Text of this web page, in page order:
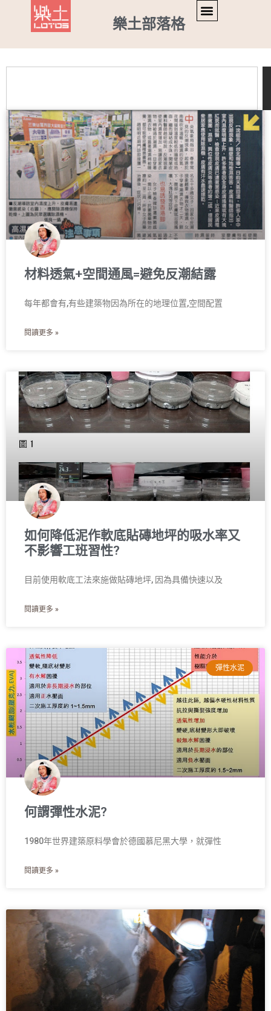
樂土部落格
材料透氣+空間通風=避免反潮結露
每年都會有,有些建築物因為所在的地理位置,空間配置
閱讀更多 »
如何降低泥作軟底貼磚地坪的吸水率又
不影響工班習性?
目前使用軟底工法來施做貼磚地坪, 因為具備快速以及
閱讀更多 »
彈性水泥
何謂彈性水泥?
1980年世界建築原料學會於德國慕尼黑大學，就彈性
閱讀更多 »